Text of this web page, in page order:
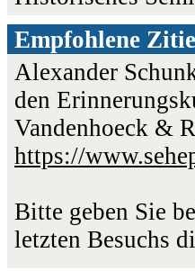
Empfohlene
Alexander
den
Vandenhoeck &
https://
Bitte geben Sie
letzten Besuchs